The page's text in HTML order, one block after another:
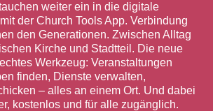
weiter ein in die digitale
der Church Tools App. Verbindung
den Generationen. Zwischen Alltag
Kirche und Stadtteil. Die neue
Werkzeug: Veranstaltungen
finden, Dienste verwalten,
– alles an einem Ort. Und dabei
kostenlos und für alle zugänglich.